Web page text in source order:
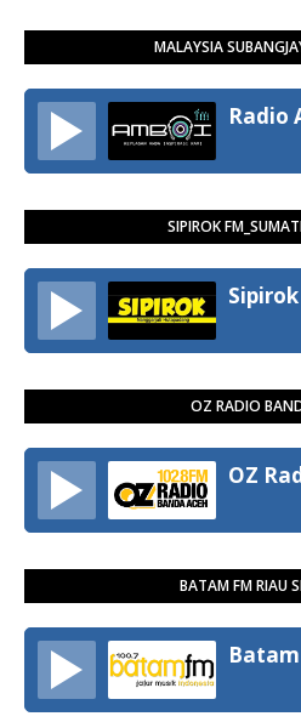
MALAYSIA
Radio
SIPIROK
OZ RADIO
BATAM FM RIAU